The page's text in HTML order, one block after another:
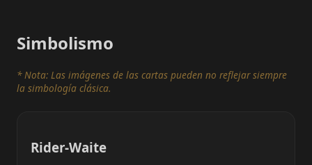
Simbolismo
* Nota: Las imágenes de las cartas pueden no reflejar siempre
la simbología clásica.
Rider-Waite